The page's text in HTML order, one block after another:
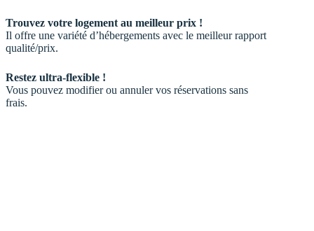
Trouvez votre logement au meilleur prix !
Il offre une variété d’hébergements avec le meilleur rapport
qualité/prix.
Restez ultra-flexible !
Vous pouvez modifier ou annuler vos réservations sans
frais.